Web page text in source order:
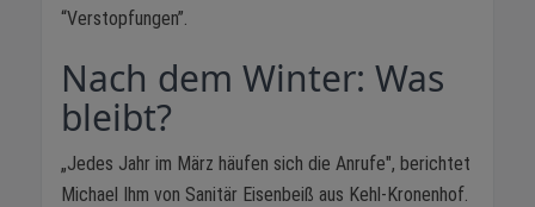
“Verstopfungen”.
Nach dem Winter: Was
bleibt?
„Jedes Jahr im März häufen sich die Anrufe", berichtet
Michael Ihm von Sanitär Eisenbeiß aus Kehl-Kronenhof.